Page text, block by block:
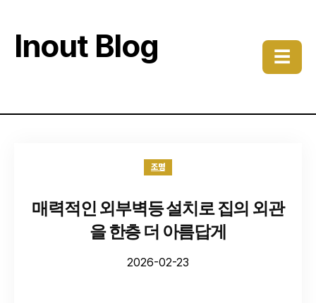
Inout Blog ☰
조명
매력적인 외부벽등 설치로 집의 외관
을 한층 더 아름답게
2026-02-23